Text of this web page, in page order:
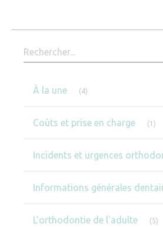
Rechercher
À la une (4)
Coûts et prise en charge (1)
Incidents et urgences
Informations générales
L'orthodontie de l'adulte (5)